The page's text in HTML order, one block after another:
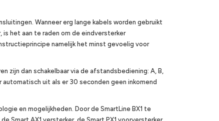
Wanneer erg lange kabels worden gebruikt
het aan te raden om de eindversterker
namelijk het minst gevoelig voor
zijn dan schakelbaar via de afstandsbediening: A, B,
uit als er 30 seconden geen inkomend
en mogelijkheden. Door de SmartLine BX1 te